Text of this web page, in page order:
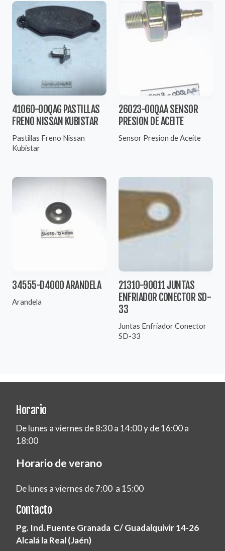
41060-00QAG PASTILLAS
FRENO NISSAN KUBISTAR
Pastillas Freno Nissan
Kubistar
26023-00QAA SENSOR
PRESION DE ACEITE
Sensor Presion de Aceite
34555-D4000 ARANDELA
Arandela
21310-90011 JUNTAS
ENFRIADOR CONECTOR SD-
33
Juntas Enfriador Conector
SD-33
Horario
De lunes a viernes de 8:30 a 14:00 y de 16:00 a
18:00
Horario de verano
De lunes a viernes de 7:00 a 15:00
Contacto
Pg. Ind. Fuente Granada C/ Guadalquivir 14-26
Alcalá la Real (Jaén)